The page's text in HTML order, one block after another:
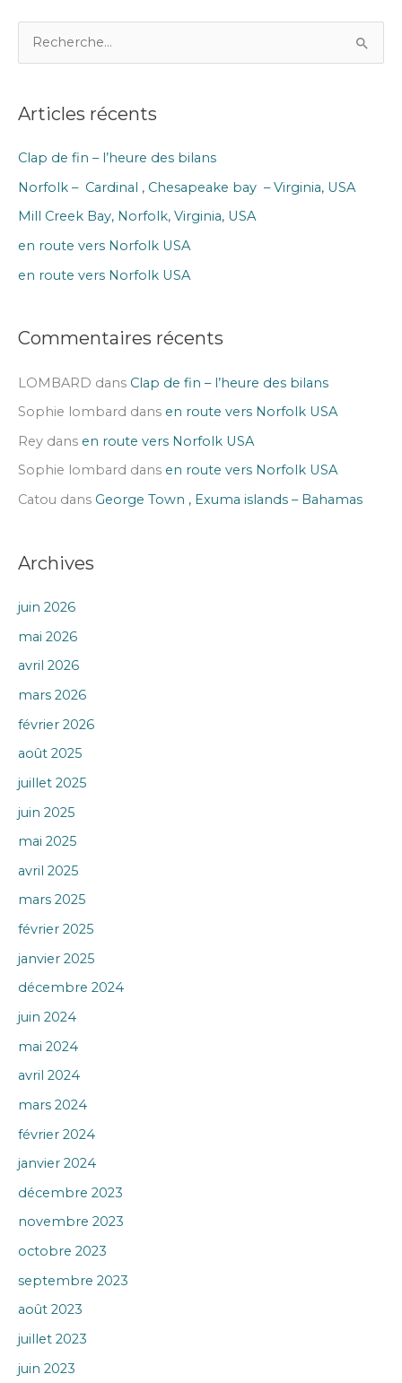
e
h
r
c
h
e
Articles récents
Clap de fin – l’heure des bilans
Norfolk – Cardinal , Chesapeake bay – Virginia, USA
Mill Creek Bay, Norfolk, Virginia, USA
en route vers Norfolk USA
en route vers Norfolk USA
Commentaires récents
LOMBARD dans Clap de fin – l’heure des bilans
Sophie lombard dans en route vers Norfolk USA
Rey dans en route vers Norfolk USA
Sophie lombard dans en route vers Norfolk USA
Catou dans George Town , Exuma islands – Bahamas
Archives
juin 2026
mai 2026
avril 2026
mars 2026
février 2026
août 2025
juillet 2025
juin 2025
mai 2025
avril 2025
mars 2025
février 2025
janvier 2025
décembre 2024
juin 2024
mai 2024
avril 2024
mars 2024
février 2024
janvier 2024
décembre 2023
novembre 2023
octobre 2023
septembre 2023
août 2023
juillet 2023
juin 2023